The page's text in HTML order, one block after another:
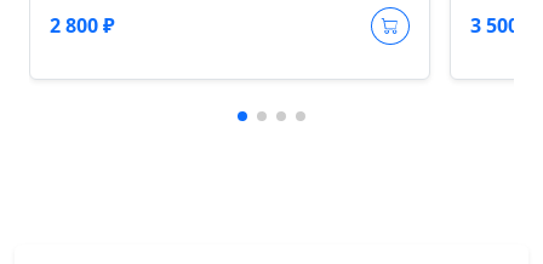
2 800 ₽ 3 500 ₽